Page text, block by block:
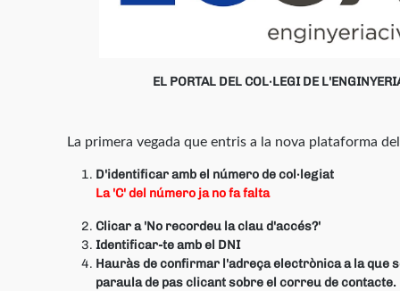
EL PORTAL DEL COL·LEGI DE
La primera vegada que entris a la nova plataforma
D'identificar amb el número de col·legiat
La 'C' del número ja no fa falta
Clicar a 'No recordeu la clau d'accés?'
Identificar-te amb el DNI
Hauràs de confirmar l'adreça electrònica a la que
paraula de pas clicant sobre el correu de contacte.